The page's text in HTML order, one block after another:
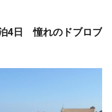
泊4日 憧れのドブロブ